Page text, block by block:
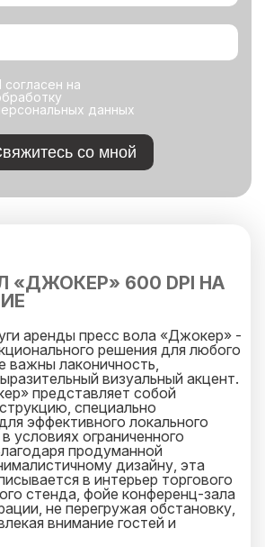
согласен на
данных
со мной
«ДЖОКЕР» 600 DPI НА
аренды пресс вола «Джокер» -
решения для любого
важны лаконичность,
визуальный акцент.
представляет собой
специально
эффективного локального
условиях ограниченного
продуманной
дизайну, эта
в интерьер торгового
стенда, фойе конференц-зала
не перегружая обстановку,
внимание гостей и